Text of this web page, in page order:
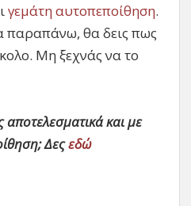
γεμάτη αυτοπεποίθηση.
παραπάνω, θα δεις πως
Μη ξεχνάς να το
αποτελεσματικά και με
Δεςεδώ